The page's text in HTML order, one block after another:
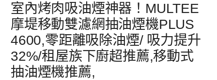
室內烤肉吸油煙神器！MULTEE
摩堤移動雙濾網抽油煙機PLUS
4600,零距離吸除油煙/ 吸力提升
32%/租屋族下廚超推薦,移動式
抽油煙機推薦,